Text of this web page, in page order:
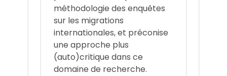
méthodologie des enquêtes
sur les migrations
internationales, et préconise
une approche plus
(auto)critique dans ce
domaine de recherche.